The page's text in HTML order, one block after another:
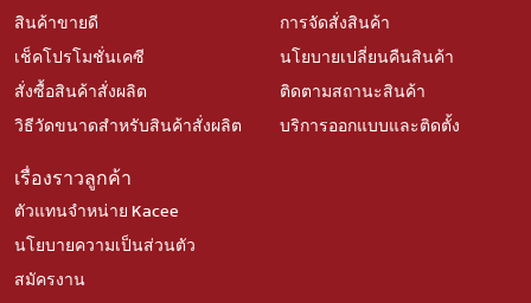
สินค้าขายดี
เช็คโปรโมชั่นเคซี
สั่งซื้อสินค้าสั่งผลิต
วิธีวัดขนาดสำหรับสินค้าสั่งผลิต
การจัดสั่งสินค้า
นโยบายเปลี่ยนคืนสินค้า
ติดตามสถานะสินค้า
บริการออกแบบและติดตั้ง
เรื่องราวลูกค้า
ตัวแทนจำหน่าย Kacee
นโยบายความเป็นส่วนตัว
สมัครงาน